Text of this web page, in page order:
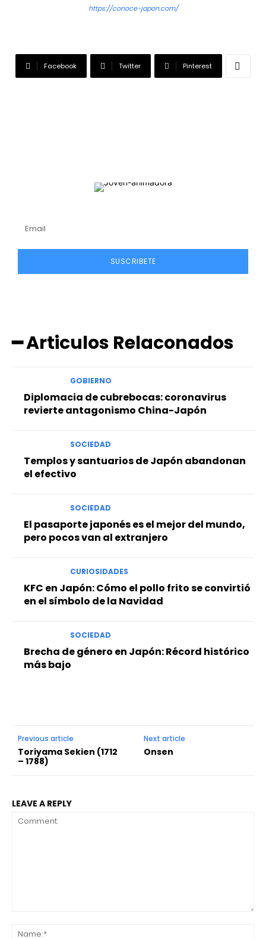
https://conoce-japon.com/
Facebook Twitter Pinterest
SUSCRIBETE
━ Articulos Relaconados
GOBIERNO
Diplomacia de cubrebocas: coronavirus
revierte antagonismo China-Japón
SOCIEDAD
Templos y santuarios de Japón abandonan
el efectivo
SOCIEDAD
El pasaporte japonés es el mejor del mundo,
pero pocos van al extranjero
CURIOSIDADES
KFC en Japón: Cómo el pollo frito se convirtió
en el símbolo de la Navidad
SOCIEDAD
Brecha de género en Japón: Récord histórico
más bajo
Previous article
Toriyama Sekien (1712
– 1788)
Next article
Onsen
LEAVE A REPLY